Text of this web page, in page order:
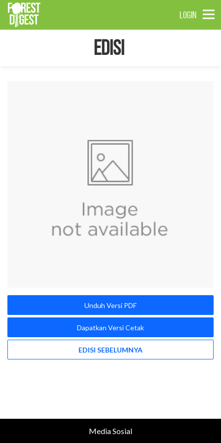
LOGIN
Edisi
Unduh Versi PDF
Dapatkan Versi Cetak
EDISI SEBELUMNYA
Media Sosial